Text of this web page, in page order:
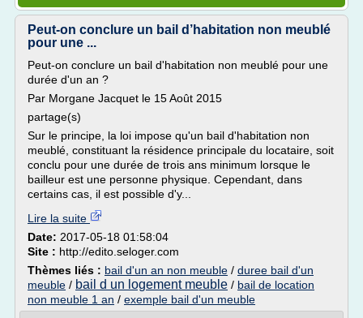
Peut-on conclure un bail d’habitation non meublé
pour une ...
Peut-on conclure un bail d'habitation non meublé pour une
durée d'un an ?
Par Morgane Jacquet le 15 Août 2015
partage(s)
Sur le principe, la loi impose qu'un bail d'habitation non
meublé, constituant la résidence principale du locataire, soit
conclu pour une durée de trois ans minimum lorsque le
bailleur est une personne physique. Cependant, dans
certains cas, il est possible d'y...
Lire la suite
Date: 2017-05-18 01:58:04
Site : http://edito.seloger.com
Thèmes liés : bail d'un an non meuble / duree bail d'un
meuble / bail d un logement meuble / bail de location
non meuble 1 an / exemple bail d'un meuble